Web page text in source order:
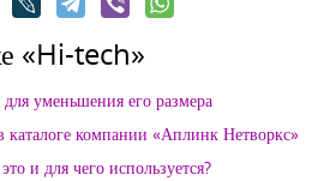
«Hi-tech»
уменьшения его размера
каталоге компании «Аплинк Нетворкс»
и для чего используется?